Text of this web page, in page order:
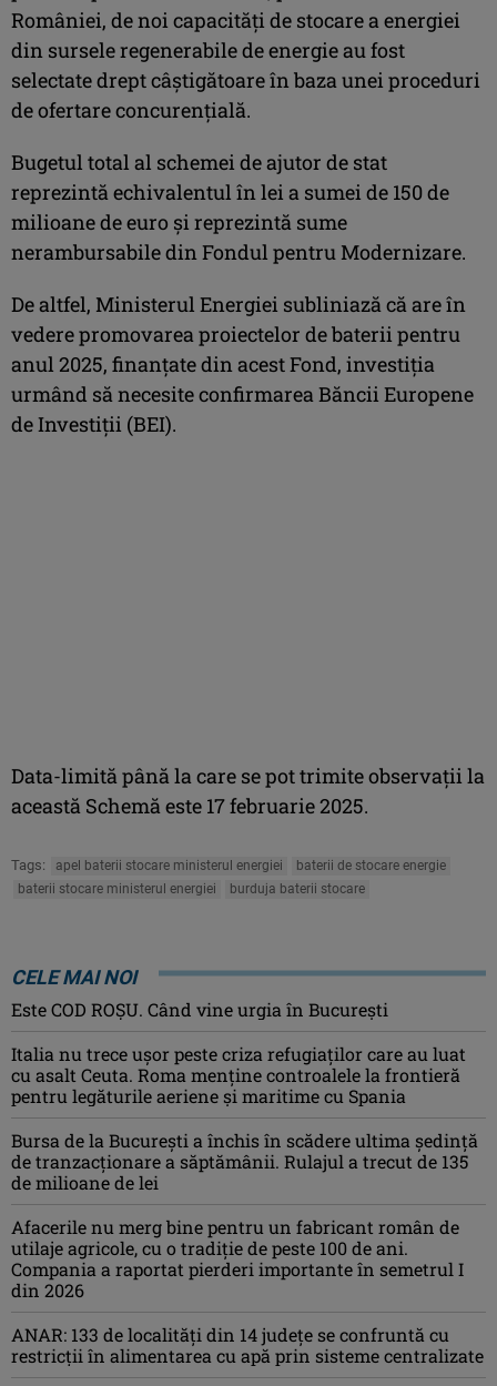
României, de noi capacităţi de stocare a energiei
din sursele regenerabile de energie au fost
selectate drept câştigătoare în baza unei proceduri
de ofertare concurenţială.
Bugetul total al schemei de ajutor de stat
reprezintă echivalentul în lei a sumei de 150 de
milioane de euro şi reprezintă sume
nerambursabile din Fondul pentru Modernizare.
De altfel, Ministerul Energiei subliniază că are în
vedere promovarea proiectelor de baterii pentru
anul 2025, finanţate din acest Fond, investiţia
urmând să necesite confirmarea Băncii Europene
de Investiţii (BEI).
Data-limită până la care se pot trimite observaţii la
această Schemă este 17 februarie 2025.
Tags: apel baterii stocare ministerul energiei
baterii de stocare energie
baterii stocare ministerul energiei
burduja baterii stocare
CELE MAI NOI
Este COD ROŞU. Când vine urgia în Bucureşti
Italia nu trece ușor peste criza refugiaților care au luat
cu asalt Ceuta. Roma menține controalele la frontieră
pentru legăturile aeriene și maritime cu Spania
Bursa de la București a închis în scădere ultima ședință
de tranzacționare a săptămânii. Rulajul a trecut de 135
de milioane de lei
Afacerile nu merg bine pentru un fabricant român de
utilaje agricole, cu o tradiție de peste 100 de ani.
Compania a raportat pierderi importante în semetrul I
din 2026
ANAR: 133 de localități din 14 județe se confruntă cu
restricții în alimentarea cu apă prin sisteme centralizate